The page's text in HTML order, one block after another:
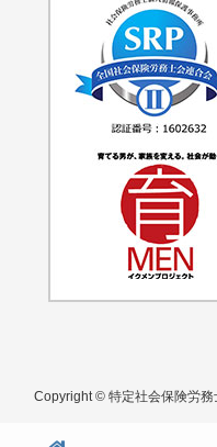
Copyright © 特定社会保険労